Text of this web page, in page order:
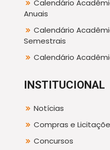
Calendário
Anuais
Calendário
Semestrais
Calendário
INSTITUCIONAL
Notícias
Compras e
Concursos